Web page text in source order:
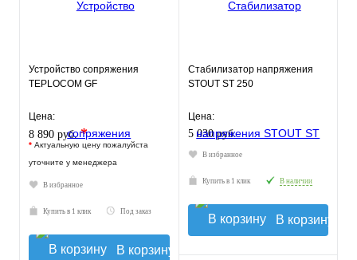
Устройство сопряжения
TEPLOCOM GF
Цена:
8 890 руб.*
* Актуальную цену пожалуйста
уточните у менеджера
В избранное
Купить в 1 клик Под заказ
В корзину
Стабилизатор напряжения
STOUT ST 250
Цена:
5 030 руб.
В избранное
Купить в 1 клик В наличии
В корзину